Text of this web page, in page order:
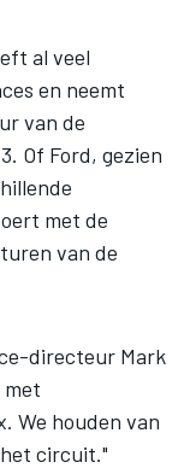
al veel
en neemt
van de
Of Ford, gezien
met de
van de
directeur Mark
We houden van
circuit."